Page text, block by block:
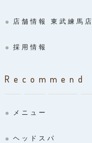
店舗情報 東武練馬店
採用情報
Recommend
メニュー
ヘッドスパ